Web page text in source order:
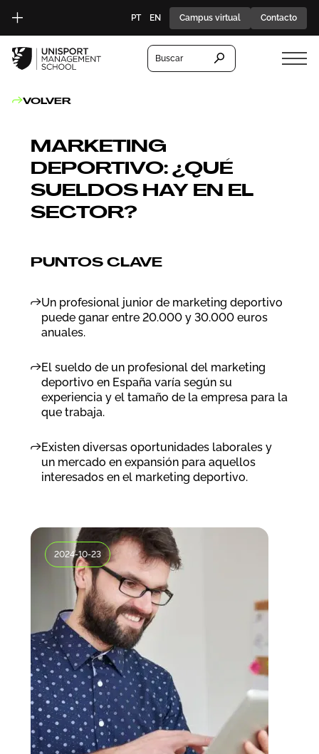
PT EN Campus virtual Contacto
Buscar
VOLVER
MARKETING
DEPORTIVO: ¿QUÉ
SUELDOS HAY EN EL
SECTOR?
PUNTOS CLAVE
Un profesional junior de marketing deportivo
puede ganar entre 20.000 y 30.000 euros
anuales.
El sueldo de un profesional del marketing
deportivo en España varía según su
experiencia y el tamaño de la empresa para la
que trabaja.
Existen diversas oportunidades laborales y
un mercado en expansión para aquellos
interesados en el marketing deportivo.
2024-10-23